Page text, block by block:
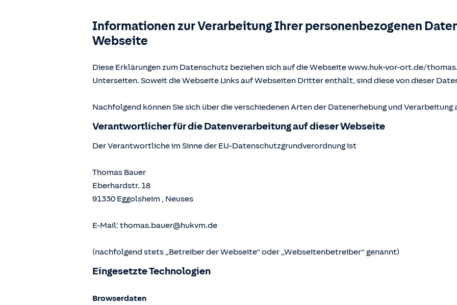
Informationen zur Verarbeitung Ihrer personenbezogenen
Webseite
Diese Erklärungen zum Datenschutz beziehen sich auf die Webseite www.huk-vor-ort.de/
Unterseiten. Soweit die Webseite Links auf Webseiten Dritter enthält, sind diese von dieser
Nachfolgend können Sie sich über die verschiedenen Arten der Datenerhebung und
Verantwortlicher für die Datenverarbeitung auf dieser Webseite
Der Verantwortliche im Sinne der EU-Datenschutzgrundverordnung ist
Thomas Bauer
Eberhardstr. 18
91330 Eggolsheim , Neuses
E-Mail: thomas.bauer@hukvm.de
(nachfolgend stets „Betreiber der Webseite“ oder „Webseitenbetreiber“ genannt)
Eingesetzte Technologien
Browserdaten